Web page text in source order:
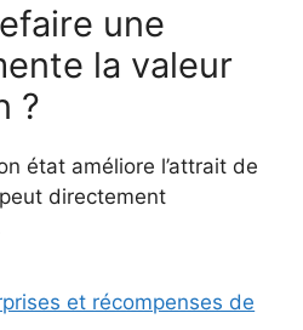
une
la valeur
?
état améliore l’attrait de
directement
et récompenses de